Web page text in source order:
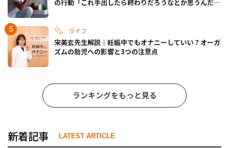
の行動「これ手出したら終わりだろうなとか思うんだけ
ライフ
宋美玄先生解説｜妊娠中でもオナニーしていい？オーガ
ズムの胎児への影響と3つの注意点
ランキングをもっと見る
新着記事 LATEST ARTICLE